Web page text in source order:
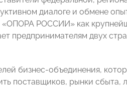
диалоге и обмене
«ОПОРА РОССИИ» как
предпринимателям двух
бизнес-объединения,
поставщиков, рынки сбыта,